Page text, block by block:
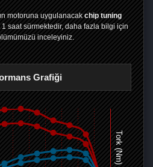
motoruna uygulanacak chip tuning
saat sürmektedir, daha fazla bilgi için
inceleyiniz.
Grafiği
Tork (Nm)